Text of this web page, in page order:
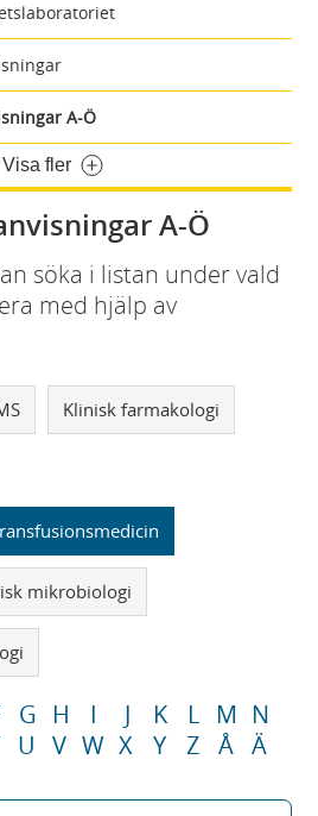
A-Ö
Visa fler
A-Ö
söka i listan under vald
med hjälp av
Klinisk farmakologi
mikrobiologi
G H I J K L M N
U V W X Y Z Å Ä